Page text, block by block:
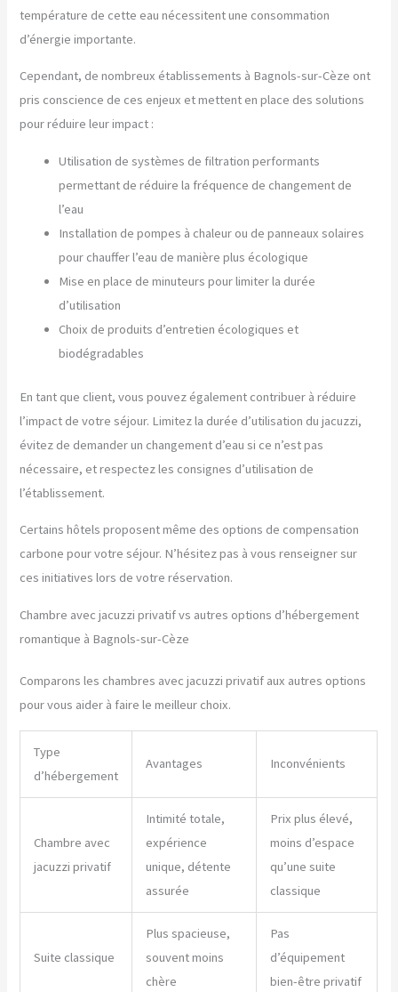
température de cette eau nécessitent une consommation
d’énergie importante.
Cependant, de nombreux établissements à Bagnols-sur-Cèze ont
pris conscience de ces enjeux et mettent en place des solutions
pour réduire leur impact :
Utilisation de systèmes de filtration performants
permettant de réduire la fréquence de changement de
l’eau
Installation de pompes à chaleur ou de panneaux solaires
pour chauffer l’eau de manière plus écologique
Mise en place de minuteurs pour limiter la durée
d’utilisation
Choix de produits d’entretien écologiques et
biodégradables
En tant que client, vous pouvez également contribuer à réduire
l’impact de votre séjour. Limitez la durée d’utilisation du jacuzzi,
évitez de demander un changement d’eau si ce n’est pas
nécessaire, et respectez les consignes d’utilisation de
l’établissement.
Certains hôtels proposent même des options de compensation
carbone pour votre séjour. N’hésitez pas à vous renseigner sur
ces initiatives lors de votre réservation.
Chambre avec jacuzzi privatif vs autres options d’hébergement
romantique à Bagnols-sur-Cèze
Comparons les chambres avec jacuzzi privatif aux autres options
pour vous aider à faire le meilleur choix.
Type
d’hébergement
Avantages Inconvénients
Chambre avec
jacuzzi privatif
Intimité totale,
expérience
unique, détente
assurée
Prix plus élevé,
moins d’espace
qu’une suite
classique
Suite classique
Plus spacieuse,
souvent moins
chère
Pas
d’équipement
bien-être privatif